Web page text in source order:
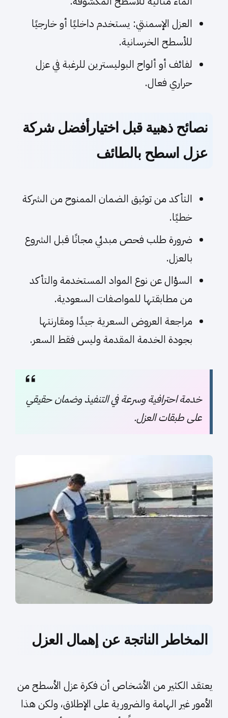
العزل الإسمنتي: يستخدم داخليًا أو خارجيًا
للأسطح الخرسانية.
لفائف أو ألواح البوليسترين للرغبة في عزل
حراري فعال.
نصائح ذهبية قبل اختيارأفضل شركة
عزل اسطح بالطائف
التأكد من توثيق الضمان الممنوح من الشركة
خطيًا.
ضرورة طلب فحص مبدئي مجانًا قبل الشروع
بالعزل.
السؤال عن نوع المواد المستخدمة والتأكد
من مطابقتها للمواصفات السعودية.
مراجعة العروض السعرية جيدًا ومقارنتها
بجودة الخدمة المقدمة وليس فقط السعر.
خدمة احترافية وسرعة في التنفيذ وضمان حقيقي
على طبقات العزل.
المخاطر الناتجة عن إهمال العزل
يعتقد الكثير من الأشخاص أن فكرة عزل الأسطح من
الأمور غير الهامة والضرورية على الإطلاق، ولكن هذا